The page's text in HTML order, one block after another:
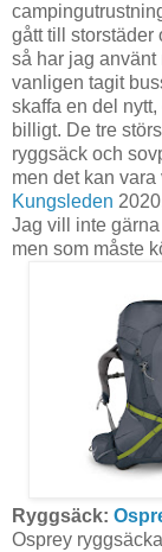
gått till storstäder
så har jag
vanligen tagit
skaffa en del
billigt. De tre
ryggsäck och
men det kan vara
Kungsleden
Jag vill inte
men som måste
Ryggsäck:
Osprey